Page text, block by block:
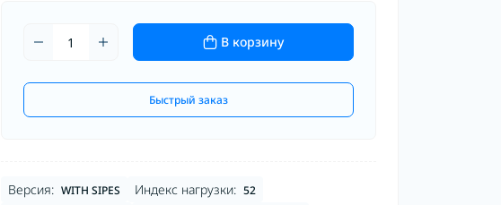
В корзину
Быстрый заказ
Версия: WITH SIPES Индекс нагрузки: 52